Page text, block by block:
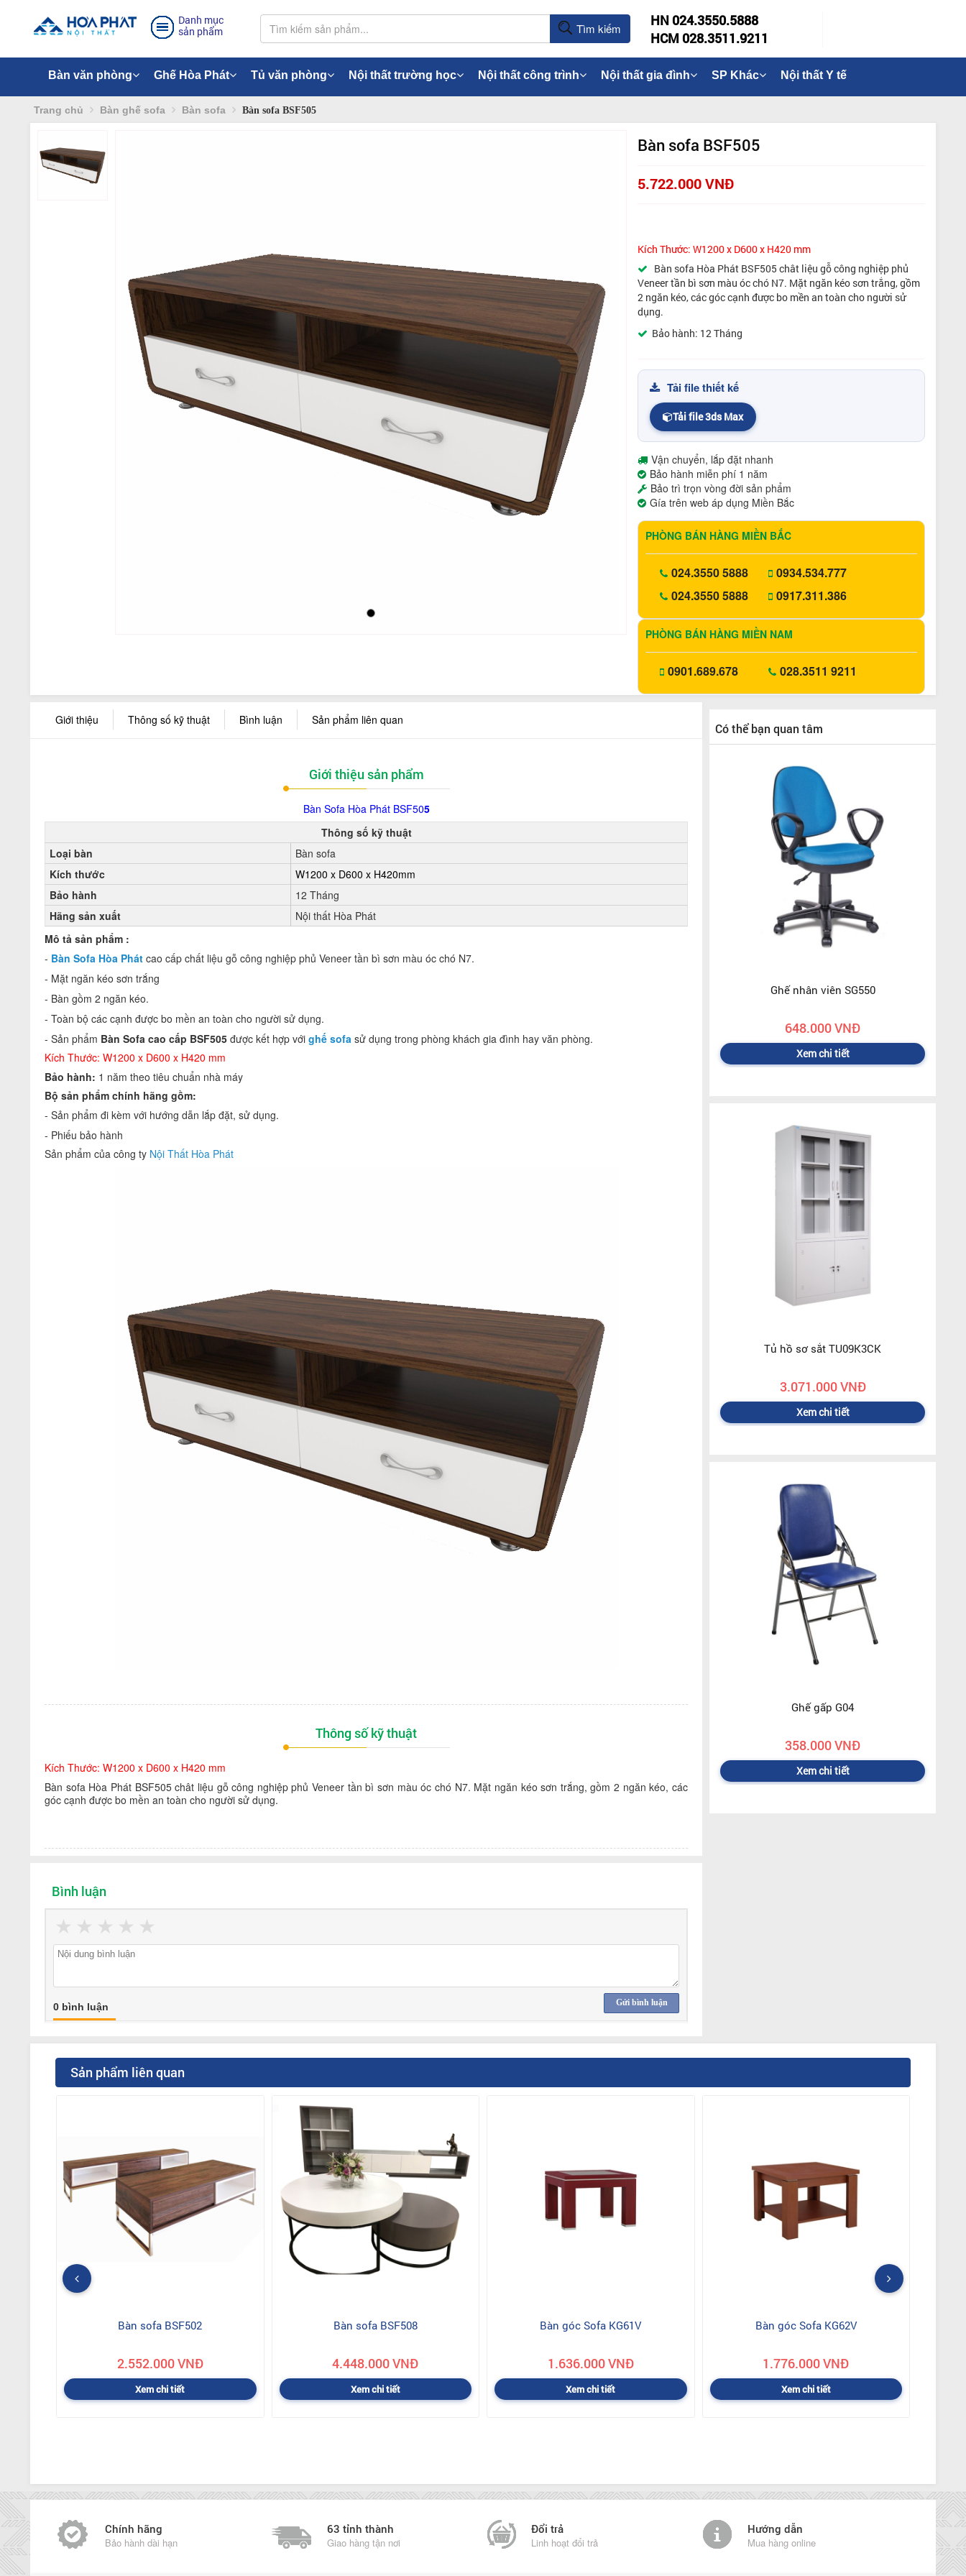
Danh mục
sản phẩm
Tìm kiếm
HN 024.3550.5888
HCM 028.3511.9211
Bàn văn phòng Ghế Hòa Phát Tủ văn phòng Nội thất trường học Nội thất công trình Nội thất gia đình SP Khác Nội thất Y tế
Trang chủ Bàn ghế sofa Bàn sofa Bàn sofa BSF505
Bàn sofa BSF505
5.722.000 VNĐ
Kích Thước: W1200 x D600 x H420 mm
Bàn sofa Hòa Phát BSF505 chât liệu gỗ công nghiệp phủ
Veneer tần bì sơn màu óc chó N7. Mặt ngăn kéo sơn trắng, gồm
2 ngăn kéo, các góc cạnh được bo mền an toàn cho người sử
dụng.
Bảo hành: 12 Tháng
Tải file thiết kế
Tải file 3ds Max
Vận chuyển, lắp đặt nhanh
Bảo hành miễn phí 1 năm
Bảo trì trọn vòng đời sản phẩm
Gía trên web áp dụng Miền Bắc
PHÒNG BÁN HÀNG MIỀN BẮC
024.3550 5888
024.3550 5888
0934.534.777
0917.311.386
PHÒNG BÁN HÀNG MIỀN NAM
0901.689.678 028.3511 9211
Giới thiệu Thông số kỹ thuật Bình luận Sản phẩm liên quan
Giới thiệu sản phẩm
Bàn Sofa Hòa Phát BSF505
Thông số kỹ thuật
Loại bàn
Bàn sofa
Kích thước
W1200 x D600 x H420mm
Bảo hành
12 Tháng
Hãng sản xuất
Nội thất Hòa Phát
Mô tả sản phẩm :
- Bàn Sofa Hòa Phát cao cấp chất liệu gỗ công nghiệp phủ Veneer tần bì sơn màu óc chó N7.
- Mặt ngăn kéo sơn trắng
- Bàn gồm 2 ngăn kéo.
- Toàn bộ các cạnh được bo mền an toàn cho người sử dụng.
- Sản phẩm Bàn Sofa cao cấp BSF505 được kết hợp với ghế sofa sử dụng trong phòng khách gia đình hay văn phòng.
Kích Thước: W1200 x D600 x H420 mm
Bảo hành: 1 năm theo tiêu chuẩn nhà máy
Bộ sản phẩm chính hãng gồm:
- Sản phẩm đi kèm với hướng dẫn lắp đặt, sử dụng.
- Phiếu bảo hành
Sản phẩm của công ty Nội Thất Hòa Phát
Thông số kỹ thuật
Kích Thước: W1200 x D600 x H420 mm
Bàn sofa Hòa Phát BSF505 chât liệu gỗ công nghiệp phủ Veneer tần bì sơn màu óc chó N7. Mặt ngăn kéo sơn trắng, gồm 2 ngăn kéo, các
góc cạnh được bo mền an toàn cho người sử dụng.
Bình luận
★
★
★
★
★
Gửi bình luận
0 bình luận
Có thể bạn quan tâm
Ghế nhân viên SG550
648.000 VNĐ
Xem chi tiết
Tủ hồ sơ sắt TU09K3CK
3.071.000 VNĐ
Xem chi tiết
Ghế gấp G04
358.000 VNĐ
Xem chi tiết
Sản phẩm liên quan
Bàn sofa BSF502
2.552.000 VNĐ
Xem chi tiết
Bàn sofa BSF508
4.448.000 VNĐ
Xem chi tiết
Bàn góc Sofa KG61V
1.636.000 VNĐ
Xem chi tiết
Bàn góc Sofa KG62V
1.776.000 VNĐ
Xem chi tiết
Chính hãng
Bảo hành dài hạn
63 tỉnh thành
Giao hàng tận nơi
Đổi trả
Linh hoạt đổi trả
Hướng dẫn
Mua hàng online